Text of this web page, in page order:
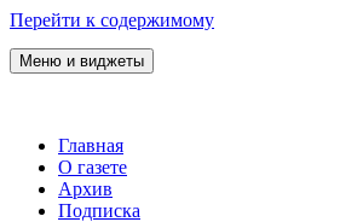
Перейти к содержимому
Семейная православная газета
Меню и виджеты
Главная
О газете
Архив
Подписка